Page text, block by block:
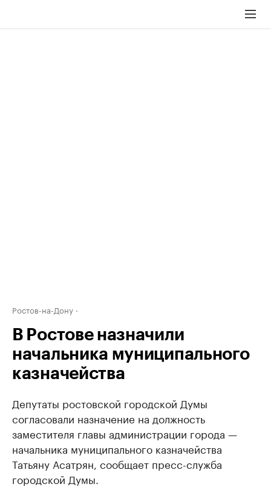
Ростов-на-Дону
В Ростове назначили
начальника муниципального
казначейства
Депутаты ростовской городской Думы
согласовали назначение на должность
заместителя главы администрации города —
начальника муниципального казначейства
Татьяну Асатрян, сообщает пресс-служба
городской Думы.